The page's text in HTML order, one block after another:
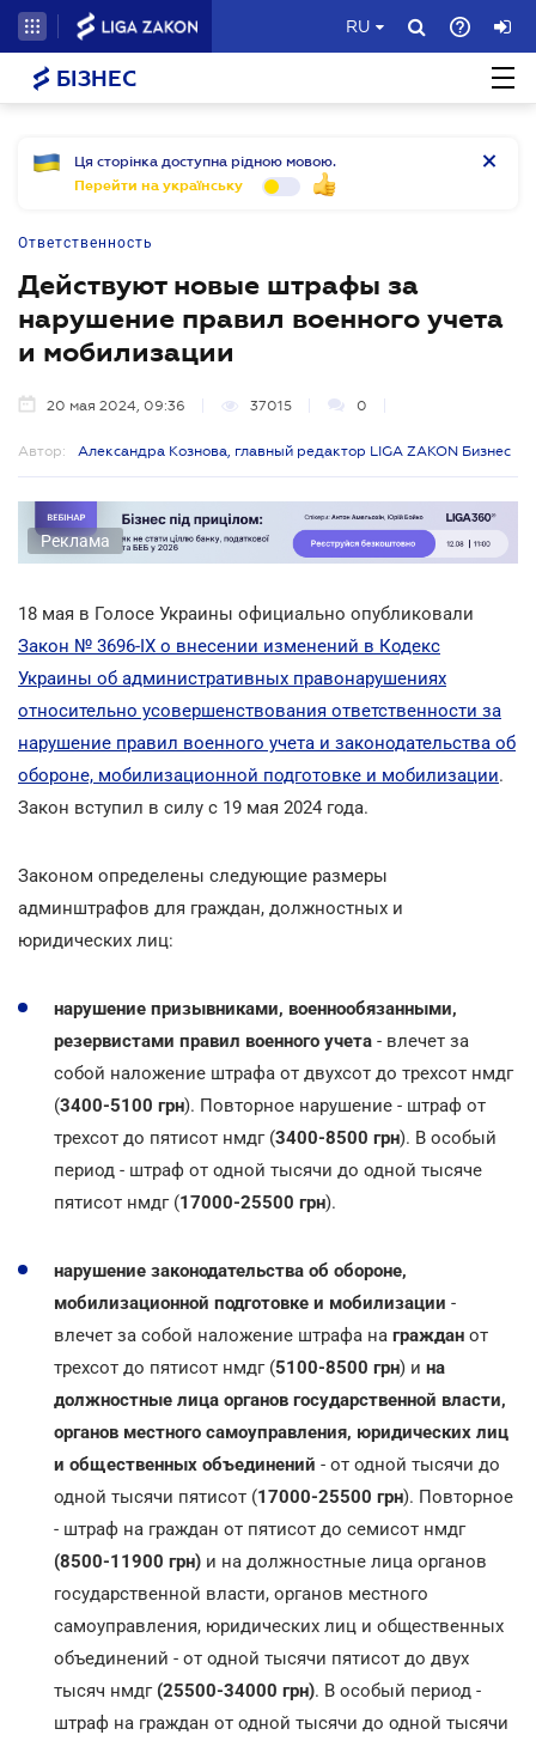
RU
БІЗНЕС
Ця сторінка доступна рідною мовою.
Перейти на українську
Ответственность
Действуют новые штрафы за
нарушение правил военного учета
и мобилизации
20 мая 2024, 09:36 37015 0
Автор: Александра Кознова, главный редактор LIGA ZAKON Бизнес
Реклама
18 мая в Голосе Украины официально опубликовали
Закон № 3696-IX о внесении изменений в Кодекс
Украины об административных правонарушениях
относительно усовершенствования ответственности за
нарушение правил военного учета и законодательства об
обороне, мобилизационной подготовке и мобилизации.
Закон вступил в силу с 19 мая 2024 года.
Законом определены следующие размеры
админштрафов для граждан, должностных и
юридических лиц:
нарушение призывниками, военнообязанными,
резервистами правил военного учета - влечет за
собой наложение штрафа от двухсот до трехсот нмдг
(3400-5100 грн). Повторное нарушение - штраф от
трехсот до пятисот нмдг (3400-8500 грн). В особый
период - штраф от одной тысячи до одной тысяче
пятисот нмдг (17000-25500 грн).
нарушение законодательства об обороне,
мобилизационной подготовке и мобилизации -
влечет за собой наложение штрафа на граждан от
трехсот до пятисот нмдг (5100-8500 грн) и на
должностные лица органов государственной власти,
органов местного самоуправления, юридических лиц
и общественных объединений - от одной тысячи до
одной тысячи пятисот (17000-25500 грн). Повторное
- штраф на граждан от пятисот до семисот нмдг
(8500-11900 грн) и на должностные лица органов
государственной власти, органов местного
самоуправления, юридических лиц и общественных
объединений - от одной тысячи пятисот до двух
тысяч нмдг(25500-34000 грн). В особый период -
штраф на граждан от одной тысячи до одной тысячи